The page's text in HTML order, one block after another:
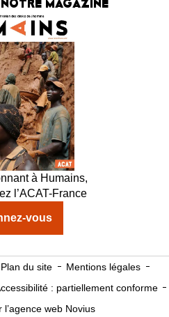
à Humains,
l’ACAT-France
vous
Plan du site
Mentions légales
: partiellement conforme
l’agence web Novius